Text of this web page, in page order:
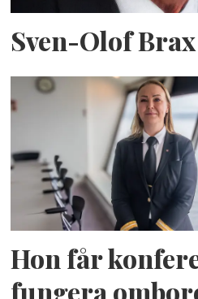
Sven-Olof Brax
Hon får
fungera